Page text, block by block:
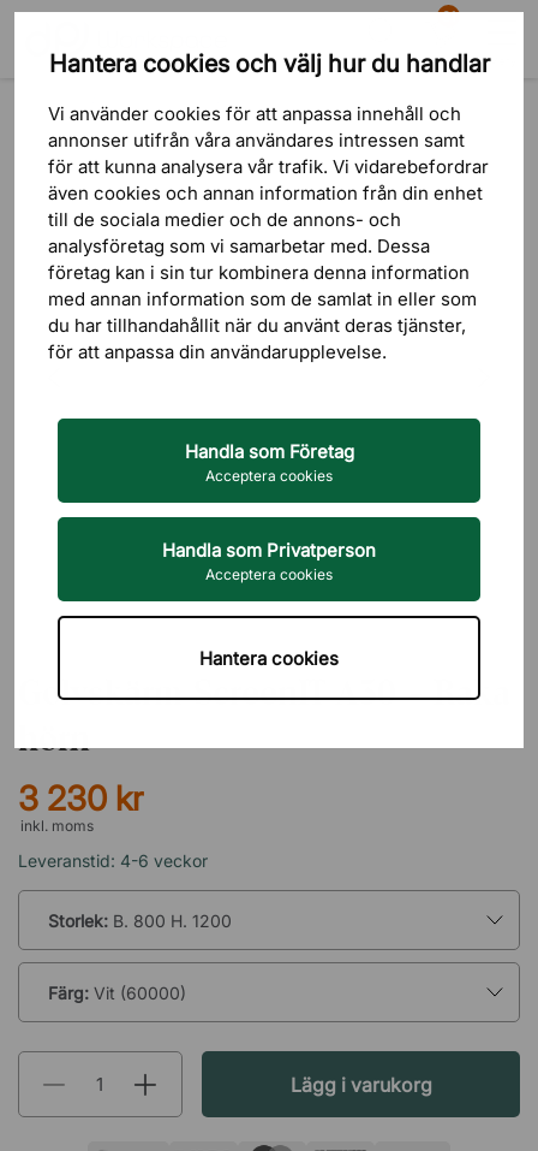
Hantera cookies och välj hur du handlar
Vi använder cookies för att anpassa innehåll och
annonser utifrån våra användares intressen samt
för att kunna analysera vår trafik. Vi vidarebefordrar
även cookies och annan information från din enhet
till de sociala medier och de annons- och
analysföretag som vi samarbetar med. Dessa
företag kan i sin tur kombinera denna information
med annan information som de samlat in eller som
du har tillhandahållit när du använt deras tjänster,
för att anpassa din användarupplevelse.
Handla som Företag
Acceptera cookies
Handla som Privatperson
Acceptera cookies
Hantera cookies
Sök
81
Varukorg Meny
Golvskärm ScreenIT A30 - Raka
hörn
3 230 kr
inkl. moms
Leveranstid: 4-6 veckor
Storlek: B. 800 H. 1200
Färg: Vit (60000)
Lägg i varukorg